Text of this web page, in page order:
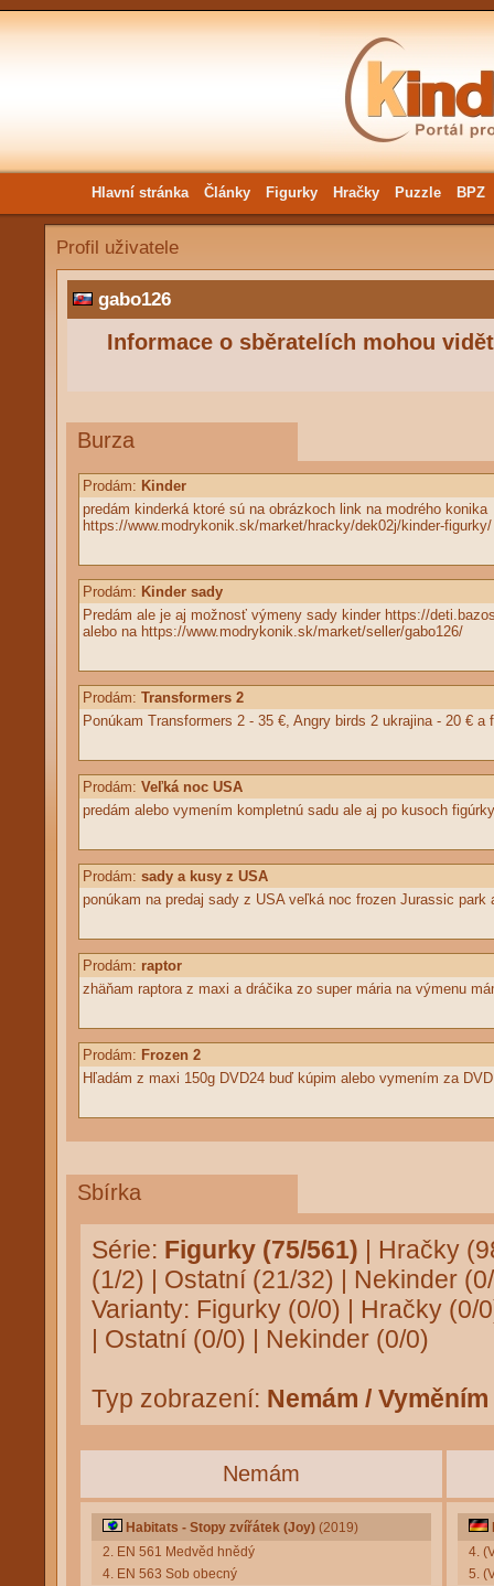
Hlavní stránka Články Figurky Hračky Puzzle BPZ
Profil uživatele
gabo126
Informace o sběratelích mohou
Burza
Prodám: Kinder
predám kinderká ktoré sú na obrázkoch link na modrého konika
https://www.modrykonik.sk/market/hracky/dek02j/kinder-figurky/
Prodám: Kinder sady
Predám ale je aj možnosť výmeny sady kinder https://
alebo na https://www.modrykonik.sk/market/seller/gabo126/
Prodám: Transformers 2
Ponúkam Transformers 2 - 35 €, Angry birds 2 ukrajina - 20 € a
Prodám: Veľká noc USA
predám alebo vymením kompletnú sadu ale aj po kusoch
Prodám: sady a kusy z USA
ponúkam na predaj sady z USA veľká noc frozen Jurassic
Prodám: raptor
zhäňam raptora z maxi a dráčika zo super mária na výmenu
Prodám: Frozen 2
Hľadám z maxi 150g DVD24 buď kúpim alebo vymením za
Sbírka
Série: Figurky (75/561) | Hračky
(1/2) | Ostatní (21/32) | Nekinder
Varianty: Figurky (0/0) | Hračky (0/
| Ostatní (0/0) | Nekinder (0/0)
Typ zobrazení: Nemám / Vyměním
Nemám
Habitats - Stopy zvířátek (Joy) (2019)
2. EN 561 Medvěd hnědý
4. EN 563 Sob obecný
4.
5.